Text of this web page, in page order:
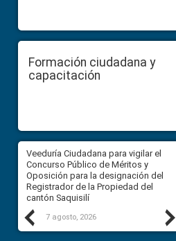
Formación ciudadana y
capacitación
Previous
Veeduría Ciudadana para vigilar el
Concurso Público de Méritos y
Oposición para la designación del
Registrador de la Propiedad del
cantón Saquisilí
7 agosto, 2026